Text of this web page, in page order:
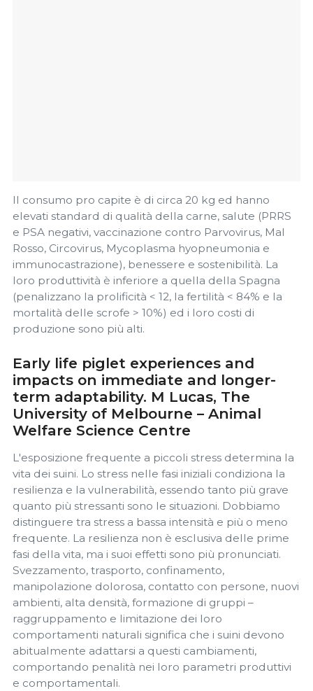
Il consumo pro capite è di circa 20 kg ed hanno
elevati standard di qualità della carne, salute (PRRS
e PSA negativi, vaccinazione contro Parvovirus, Mal
Rosso, Circovirus, Mycoplasma hyopneumonia e
immunocastrazione), benessere e sostenibilità. La
loro produttività è inferiore a quella della Spagna
(penalizzano la prolificità < 12, la fertilità < 84% e la
mortalità delle scrofe > 10%) ed i loro costi di
produzione sono più alti.
Early life piglet experiences and
impacts on immediate and longer-
term adaptability. M Lucas, The
University of Melbourne – Animal
Welfare Science Centre
L'esposizione frequente a piccoli stress determina la
vita dei suini. Lo stress nelle fasi iniziali condiziona la
resilienza e la vulnerabilità, essendo tanto più grave
quanto più stressanti sono le situazioni. Dobbiamo
distinguere tra stress a bassa intensità e più o meno
frequente. La resilienza non è esclusiva delle prime
fasi della vita, ma i suoi effetti sono più pronunciati.
Svezzamento, trasporto, confinamento,
manipolazione dolorosa, contatto con persone, nuovi
ambienti, alta densità, formazione di gruppi –
raggruppamento e limitazione dei loro
comportamenti naturali significa che i suini devono
abitualmente adattarsi a questi cambiamenti,
comportando penalità nei loro parametri produttivi
e comportamentali.